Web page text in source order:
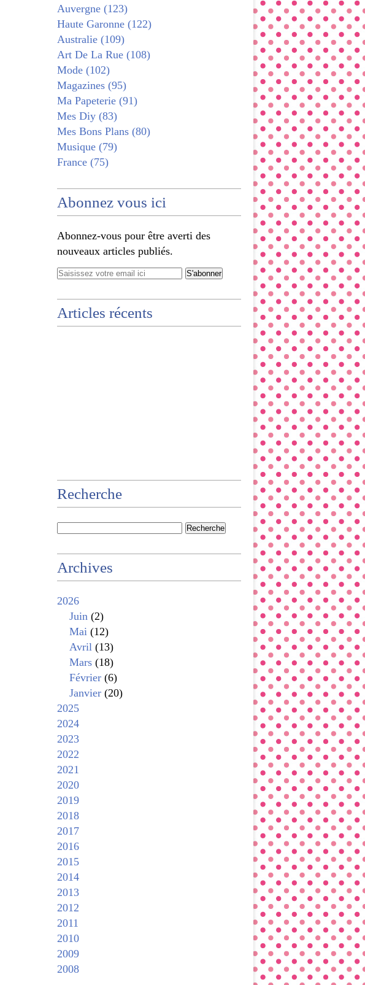
Auvergne (123)
Haute Garonne (122)
Australie (109)
Art De La Rue (108)
Mode (102)
Magazines (95)
Ma Papeterie (91)
Mes Diy (83)
Mes Bons Plans (80)
Musique (79)
France (75)
Abonnez vous ici
Abonnez-vous pour être averti des
nouveaux articles publiés.
Articles récents
Recherche
Archives
2026
Juin (2)
Mai (12)
Avril (13)
Mars (18)
Février (6)
Janvier (20)
2025
2024
2023
2022
2021
2020
2019
2018
2017
2016
2015
2014
2013
2012
2011
2010
2009
2008